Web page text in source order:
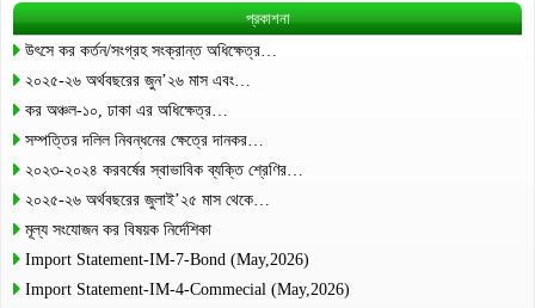
প্রকাশনা
উৎসে কর কর্তন/সংগ্রহ সংক্রান্ত অধিক্ষেত্র…
২০২৫-২৬ অর্থবছরের জুন’২৬ মাস এবং…
কর অঞ্চল-১০, ঢাকা এর অধিক্ষেত্র…
সম্পত্তির দলিল নিবন্ধনের ক্ষেত্রে দানকর…
২০২৩-২০২৪ করবর্ষের স্বাভাবিক ব্যক্তি শ্রেণির…
২০২৫-২৬ অর্থবছরের জুলাই’২৫ মাস থেকে…
মূল্য সংযোজন কর বিষয়ক নির্দেশিকা
Import Statement-IM-7-Bond (May,2026)
Import Statement-IM-4-Commecial (May,2026)